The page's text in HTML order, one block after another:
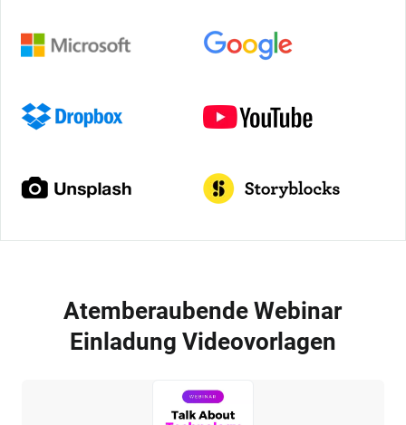
Atemberaubende Webinar
Einladung Videovorlagen